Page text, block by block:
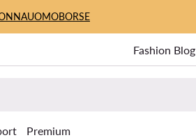
UOMOBORSE
Fashion Blog
Premium